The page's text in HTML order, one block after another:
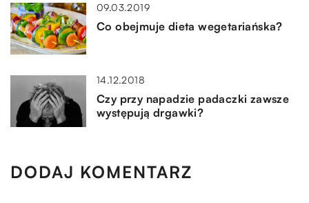
09.03.2019
Co obejmuje dieta wegetariańska?
14.12.2018
Czy przy napadzie padaczki zawsze
występują drgawki?
DODAJ KOMENTARZ